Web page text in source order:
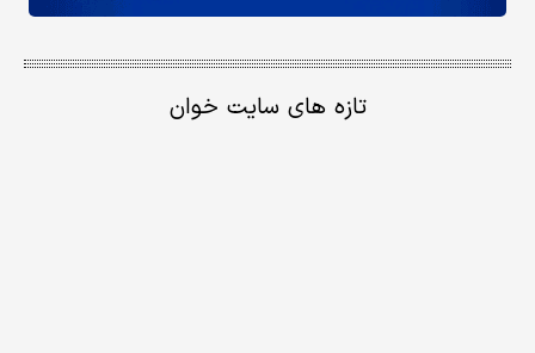
تازه های سایت خوان